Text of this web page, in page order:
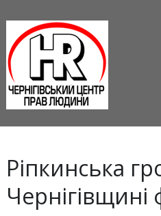
Ріпкинська
Чернігівщині